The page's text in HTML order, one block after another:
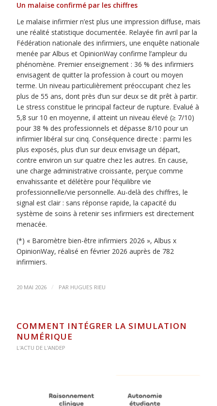
Un malaise confirmé par les chiffres
Le malaise infirmier n’est plus une impression diffuse, mais
une réalité statistique documentée. Relayée fin avril par la
Fédération nationale des infirmiers, une enquête nationale
menée par Albus et OpinionWay confirme l’ampleur du
phénomène. Premier enseignement : 36 % des infirmiers
envisagent de quitter la profession à court ou moyen
terme. Un niveau particulièrement préoccupant chez les
plus de 55 ans, dont près d’un sur deux se dit prêt à partir.
Le stress constitue le principal facteur de rupture. Evalué à
5,8 sur 10 en moyenne, il atteint un niveau élevé (≥ 7/10)
pour 38 % des professionnels et dépasse 8/10 pour un
infirmier libéral sur cinq. Conséquence directe : parmi les
plus exposés, plus d’un sur deux envisage un départ,
contre environ un sur quatre chez les autres. En cause,
une charge administrative croissante, perçue comme
envahissante et délétère pour l’équilibre vie
professionnelle/vie personnelle. Au-delà des chiffres, le
signal est clair : sans réponse rapide, la capacité du
système de soins à retenir ses infirmiers est directement
menacée.
(*) « Baromètre bien-être infirmiers 2026 », Albus x
OpinionWay, réalisé en février 2026 auprès de 782
infirmiers.
20 MAI 2026 / PAR HUGUES RIEU
COMMENT INTÉGRER LA SIMULATION
NUMÉRIQUE
L'ACTU DE L'ANDEP